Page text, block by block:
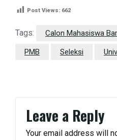
Post Views: 662
Tags: Calon Mahasiswa
PMB Seleksi
Leave a Reply
Your email address will